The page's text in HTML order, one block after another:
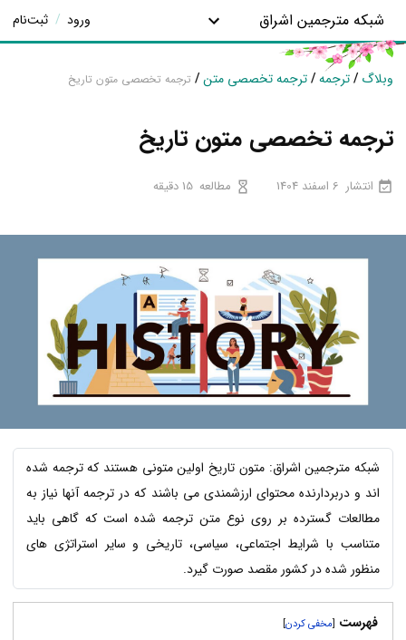
شبکه مترجمین اشراق ورود / ثبت‌نام
وبلاگ /ترجمه/ترجمه تخصصی متن/ ترجمه تخصصی متون تاریخ
ترجمه تخصصی متون تاریخ
انتشار 6 اسفند 1404 مطالعه 15 دقیقه
شبکه مترجمین اشراق: متون تاریخ اولین متونی هستند که ترجمه شده
اند و دربردارنده محتوای ارزشمندی می باشند که در ترجمه آنها نیاز به
مطالعات گسترده بر روی نوع متن ترجمه شده است که گاهی باید
متناسب با شرایط اجتماعی، سیاسی، تاریخی و سایر استراتژی های
منظور شده در کشور مقصد صورت گیرد.
فهرست [
]